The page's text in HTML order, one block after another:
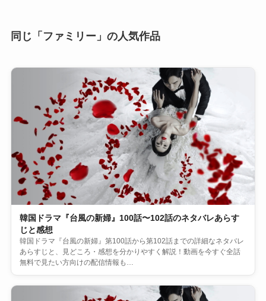
同じ「ファミリー」の人気作品
韓国ドラマ『台風の新婦』100話〜102話のネタバレあらす
じと感想
韓国ドラマ『台風の新婦』第100話から第102話までの詳細なネタバレ
あらすじと、見どころ・感想を分かりやすく解説！動画を今すぐ全話
無料で見たい方向けの配信情報も…